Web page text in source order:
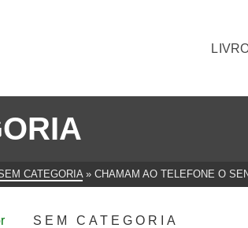
CATEGORIA » CHAMAM AO TELEFONE O
SEM CATEGORIA